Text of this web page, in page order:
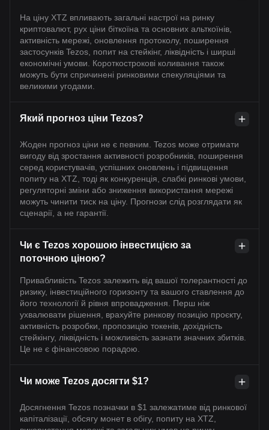
На ціну XTZ впливають загальні настрої на ринку
криптовалют, рух ціни біткоїна та основних альткоїнів,
активність мережі, оновлення протоколу, поширення
застосунків Tezos, попит на стейкінг, ліквідність і ширші
економічні умови. Короткострокові коливання також
можуть бути спричинені ринковими спекуляціями та
великими угодами.
Який прогноз ціни Tezos?
Жоден прогноз ціни не є певним. Tezos може отримати
вигоду від зростання активності розробників, поширення
серед користувачів, успішних оновлень і підвищення
попиту на XTZ, тоді як конкуренція, слабкі ринкові умови,
регуляторні зміни або зниження використання мережі
можуть чинити тиск на ціну. Прогнози слід розглядати як
сценарії, а не гарантії.
Чи є Tezos хорошою інвестицією за
поточною ціною?
Привабливість Tezos залежить від вашої толерантності до
ризику, інвестиційного горизонту та вашого ставлення до
його технології й рівня впровадження. Перш ніж
ухвалювати рішення, врахуйте ринкову позицію проєкту,
активність розробки, пропозицію токенів, дохідність
стейкінгу, ліквідність і можливість зазнати значних збитків.
Це не є фінансовою порадою.
Чи може Tezos досягти $1?
Досягнення Tezos позначки в $1 залежатиме від ринкової
капіталізації, обсягу монет в обігу, попиту на XTZ,